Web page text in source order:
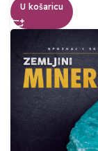
U košaricu